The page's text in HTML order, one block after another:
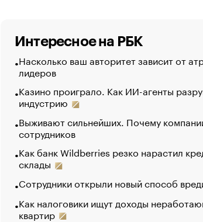
Интересное на РБК
Насколько ваш авторитет зависит от
лидеров
Казино проиграло. Как ИИ-агенты
индустрию
Выживают сильнейших. Почему
сотрудников
Как банк Wildberries резко нарастил
склады
Сотрудники открыли новый способ
Как налоговики ищут доходы
квартир